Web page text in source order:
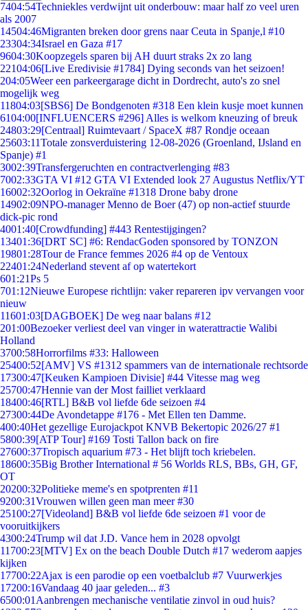
7404:54Techniekles verdwijnt uit onderbouw: maar half zo veel uren
als 2007
14504:46Migranten breken door grens naar Ceuta in Spanje,l #10
23304:34Israel en Gaza #17
9604:30Koopzegels sparen bij AH duurt straks 2x zo lang
22104:06[Live Eredivisie #1784] Dying seconds van het seizoen!
204:05Weer een parkeergarage dicht in Dordrecht, auto's zo snel
mogelijk weg
11804:03[SBS6] De Bondgenoten #318 Een klein kusje moet kunnen
6104:00[INFLUENCERS #296] Alles is welkom kneuzing of breuk
24803:29[Centraal] Ruimtevaart / SpaceX #87 Rondje oceaan
25603:11Totale zonsverduistering 12-08-2026 (Groenland, IJsland en
Spanje) #1
3002:39Transfergeruchten en contractverlenging #83
7002:33GTA VI #12 GTA VI Extended look 27 Augustus Netflix/YT
16002:32Oorlog in Oekraïne #1318 Drone baby drone
14902:09NPO-manager Menno de Boer (47) op non-actief stuurde
dick-pic rond
4001:40[Crowdfunding] #443 Rentestijgingen?
13401:36[DRT SC] #6: RendacGoden sponsored by TONZON
19801:28Tour de France femmes 2026 #4 op de Ventoux
22401:24Nederland stevent af op watertekort
601:21Ps 5
701:12Nieuwe Europese richtlijn: vaker repareren ipv vervangen voor
nieuw
11601:03[DAGBOEK] De weg naar balans #12
201:00Bezoeker verliest deel van vinger in waterattractie Walibi
Holland
3700:58Horrorfilms #33: Halloween
25400:52[AMV] VS #1312 spammers van de internationale rechtsorde
17300:47[Keuken Kampioen Divisie] #44 Vitesse mag weg
25700:47Hennie van der Most failliet verklaard
18400:46[RTL] B&B vol liefde 6de seizoen #4
27300:44De Avondetappe #176 - Met Ellen ten Damme.
400:40Het gezellige Eurojackpot KNVB Bekertopic 2026/27 #1
5800:39[ATP Tour] #169 Tosti Tallon back on fire
27600:37Tropisch aquarium #73 - Het blijft toch kriebelen.
18600:35Big Brother International # 56 Worlds RLS, BBs, GH, GF,
OT
20200:32Politieke meme's en spotprenten #11
9200:31Vrouwen willen geen man meer #30
25100:27[Videoland] B&B vol liefde 6de seizoen #1 voor de
vooruitkijkers
4300:24Trump wil dat J.D. Vance hem in 2028 opvolgt
11700:23[MTV] Ex on the beach Double Dutch #17 wederom aapjes
kijken
17700:22Ajax is een parodie op een voetbalclub #7 Vuurwerkjes
17200:16Vandaag 40 jaar geleden... #3
6500:01 Aanbrengen mechanische ventilatie zinvol in oud huis?